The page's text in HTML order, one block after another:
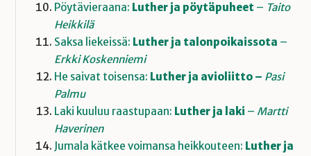
Pöytävieraana: Luther ja pöytäpuheet – Taito
Heikkilä
Saksa liekeissä: Luther ja talonpoikaissota –
Erkki Koskenniemi
He saivat toisensa: Luther ja avioliitto – Pasi
Palmu
Laki kuuluu raastupaan: Luther ja laki – Martti
Haverinen
Jumala kätkee voimansa heikkouteen: Luther ja